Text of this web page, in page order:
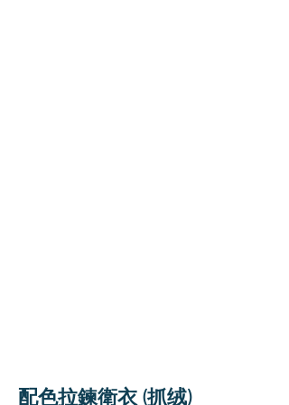
配色拉鍊衛衣 (抓绒)